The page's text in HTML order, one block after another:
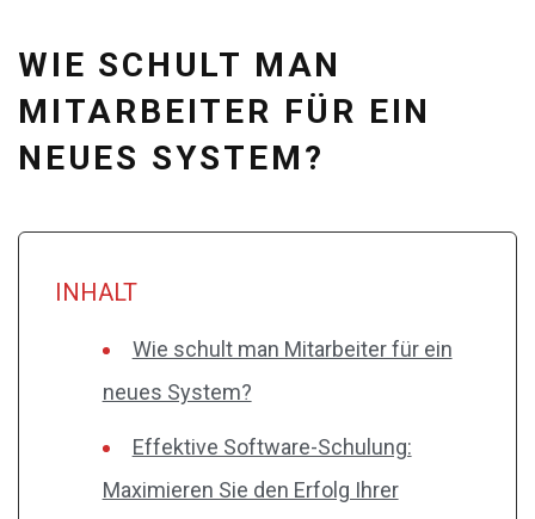
WIE SCHULT MAN
MITARBEITER FÜR EIN
NEUES SYSTEM?
INHALT
Wie schult man Mitarbeiter für ein
neues System?
Effektive Software-Schulung:
Maximieren Sie den Erfolg Ihrer